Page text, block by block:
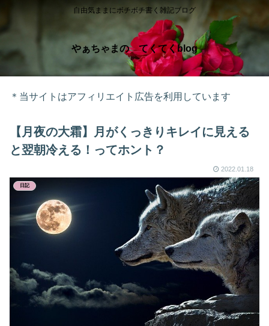
自由気ままにボチボチ書く雑記ブログ
やぁちゃまの てくてくblog
＊当サイトはアフィリエイト広告を利用しています
【月夜の大霜】月がくっきりキレイに見える
と翌朝冷える！ってホント？
2022.01.18
日記